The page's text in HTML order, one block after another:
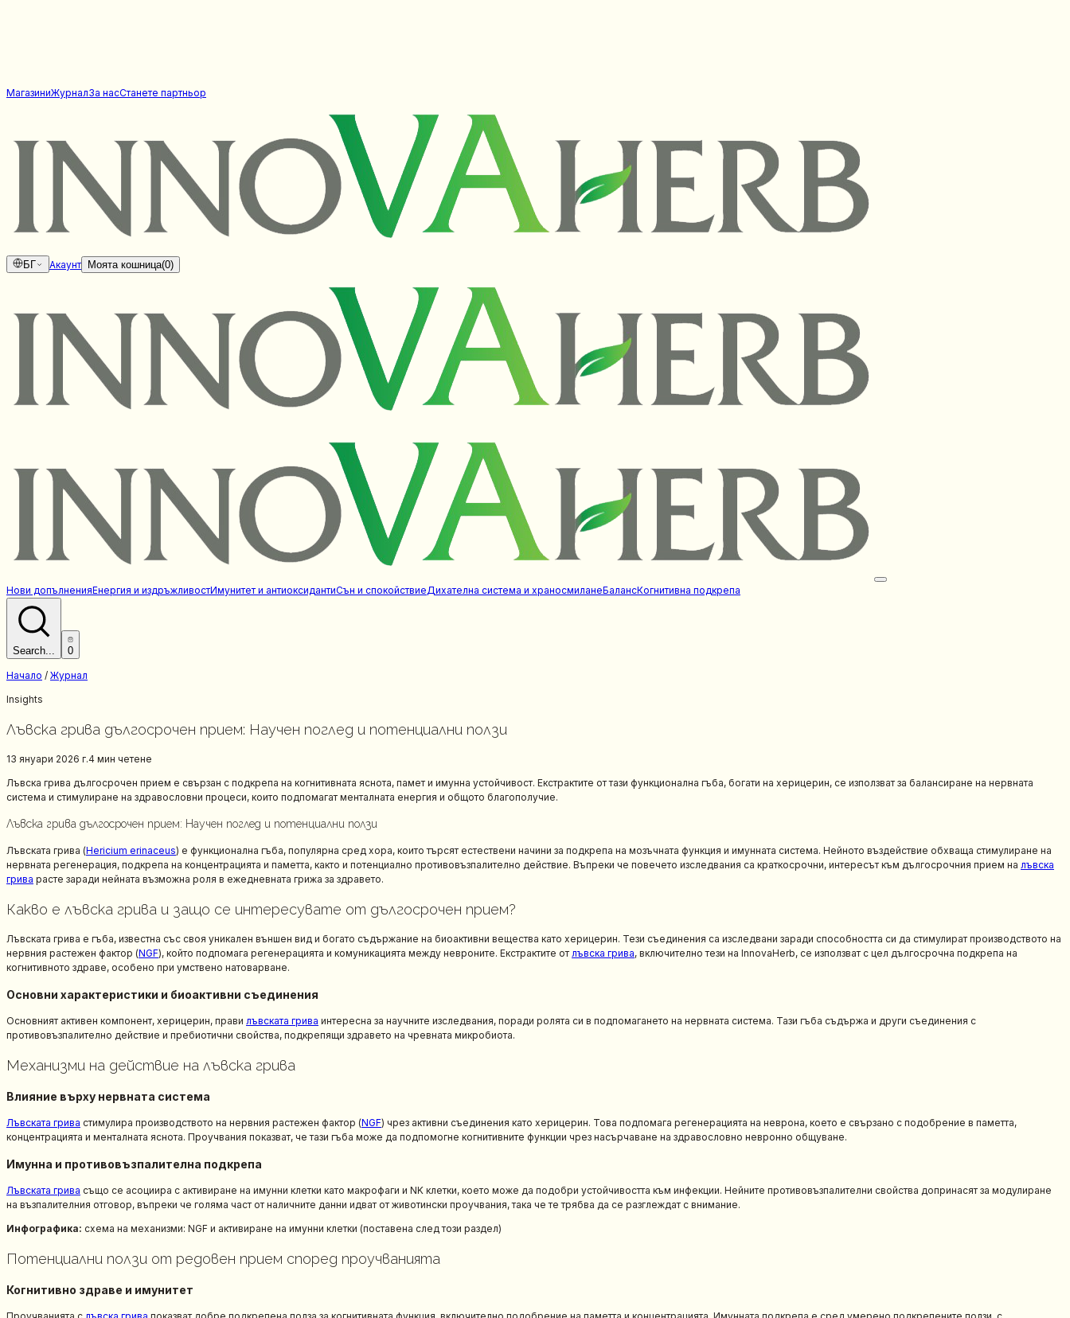
МагазиниЖурналЗа насСтанете партньор
БГ Акаунт Моята кошница(0)
Нови допълненияЕнергия и издръжливостИмунитет и антиоксидантиСън и спокойствиеДихателна система и храносмиланеБалансКогнитивна подкрепа
Search... 0
Начало / Журнал
Insights
Лъвска грива дългосрочен прием: Научен поглед и потенциални ползи
13 януари 2026 г.4 мин четене
Лъвска грива дългосрочен прием е свързан с подкрепа на когнитивната яснота, памет и имунна устойчивост. Екстрактите от тази функционална гъба, богати на херицерин, се използват за балансиране на нервната
система и стимулиране на здравословни процеси, които подпомагат менталната енергия и общото благополучие.
Лъвска грива дългосрочен прием: Научен поглед и потенциални ползи
Лъвската грива (Hericium erinaceus) е функционална гъба, популярна сред хора, които търсят естествени начини за подкрепа на мозъчната функция и имунната система. Нейното въздействие обхваща стимулиране на
нервната регенерация, подкрепа на концентрацията и паметта, както и потенциално противовъзпалително действие. Въпреки че повечето изследвания са краткосрочни, интересът към дългосрочния прием на лъвска
грива расте заради нейната възможна роля в ежедневната грижа за здравето.
Какво е лъвска грива и защо се интересувате от дългосрочен прием?
Лъвската грива е гъба, известна със своя уникален външен вид и богато съдържание на биоактивни вещества като херицерин. Тези съединения са изследвани заради способността си да стимулират производството на
нервния растежен фактор (NGF), който подпомага регенерацията и комуникацията между невроните. Екстрактите от лъвска грива, включително тези на InnovaHerb, се използват с цел дългосрочна подкрепа на
когнитивното здраве, особено при умствено натоварване.
Основни характеристики и биоактивни съединения
Основният активен компонент, херицерин, прави лъвската грива интересна за научните изследвания, поради ролята си в подпомагането на нервната система. Тази гъба съдържа и други съединения с
противовъзпалително действие и пребиотични свойства, подкрепящи здравето на чревната микробиота.
Механизми на действие на лъвска грива
Влияние върху нервната система
Лъвската грива стимулира производството на нервния растежен фактор (NGF) чрез активни съединения като херицерин. Това подпомага регенерацията на неврона, което е свързано с подобрение в паметта,
концентрацията и менталната яснота. Проучвания показват, че тази гъба може да подпомогне когнитивните функции чрез насърчаване на здравословно невронно общуване.
Имунна и противовъзпалителна подкрепа
Лъвската грива също се асоциира с активиране на имунни клетки като макрофаги и NK клетки, което може да подобри устойчивостта към инфекции. Нейните противовъзпалителни свойства допринасят за модулиране
на възпалителния отговор, въпреки че голяма част от наличните данни идват от животински проучвания, така че те трябва да се разглеждат с внимание.
Инфографика: схема на механизми: NGF и активиране на имунни клетки (поставена след този раздел)
Потенциални ползи от редовен прием според проучванията
Когнитивно здраве и имунитет